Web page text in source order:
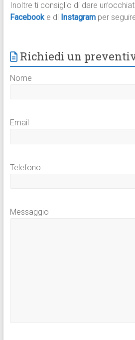
Inoltre ti consiglio di dare
Facebook e di Instagram per
Richiedi un
Nome
Email
Telefono
Messaggio